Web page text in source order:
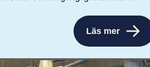
Läs mer